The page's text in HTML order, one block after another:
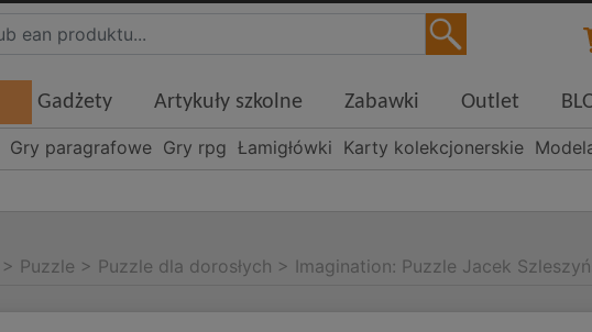
Gadżety Artykuły szkolne Zabawki Outlet
Gry paragrafowe Gry rpg Łamigłówki Karty kolekcjonerskie
> Puzzle > Puzzle dla dorosłych > Imagination: Puzzle Jacek